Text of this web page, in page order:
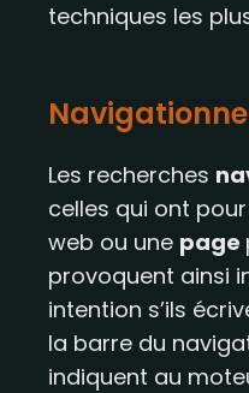
techniques les
Les recherches
celles qui ont
web ou une page
provoquent ainsi
intention s’ils
la barre du
indiquent au